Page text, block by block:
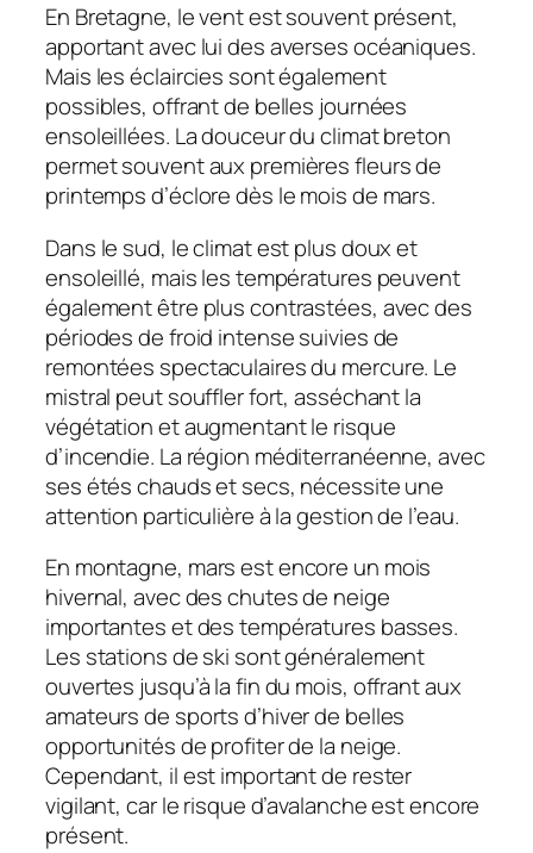
En Bretagne, le vent est souvent présent,
apportant avec lui des averses océaniques.
Mais les éclaircies sont également
possibles, offrant de belles journées
ensoleillées. La douceur du climat breton
permet souvent aux premières fleurs de
printemps d’éclore dès le mois de mars.
Dans le sud, le climat est plus doux et
ensoleillé, mais les températures peuvent
également être plus contrastées, avec des
périodes de froid intense suivies de
remontées spectaculaires du mercure. Le
mistral peut souffler fort, asséchant la
végétation et augmentant le risque
d’incendie. La région méditerranéenne, avec
ses étés chauds et secs, nécessite une
attention particulière à la gestion de l’eau.
En montagne, mars est encore un mois
hivernal, avec des chutes de neige
importantes et des températures basses.
Les stations de ski sont généralement
ouvertes jusqu’à la fin du mois, offrant aux
amateurs de sports d’hiver de belles
opportunités de profiter de la neige.
Cependant, il est important de rester
vigilant, car le risque d’avalanche est encore
présent.